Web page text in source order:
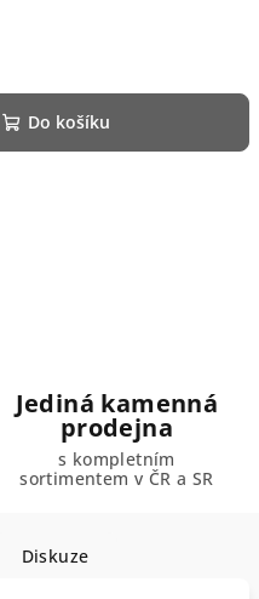
Do košíku
Jediná kamenná
prodejna
s kompletním
sortimentem v ČR a SR
Diskuze